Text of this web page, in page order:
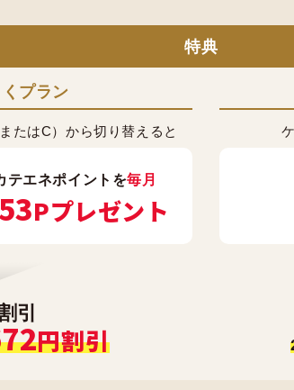
特典
プラン
たはC）から切り替えると
テエネポイントを毎月
Pプレゼント
引
円割引